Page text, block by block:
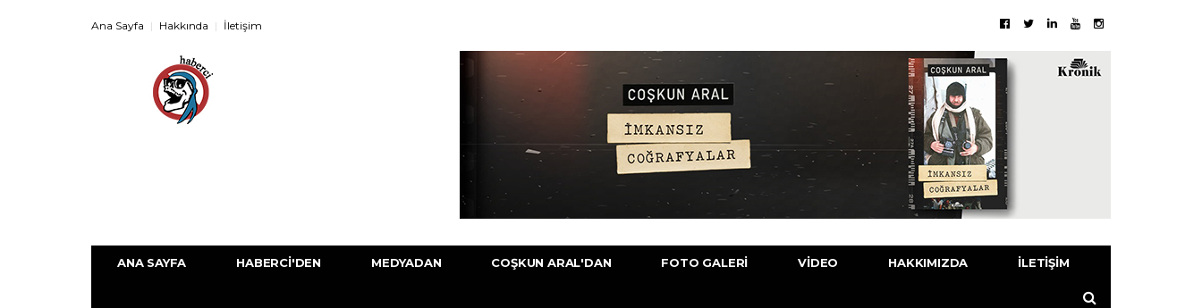
Ana Sayfa Hakkında İletişim
ANA SAYFA HABERCI'DEN MEDYADAN COŞKUN ARAL'DAN FOTO GALERI VIDEO HAKKIMIZDA İLETIŞIM